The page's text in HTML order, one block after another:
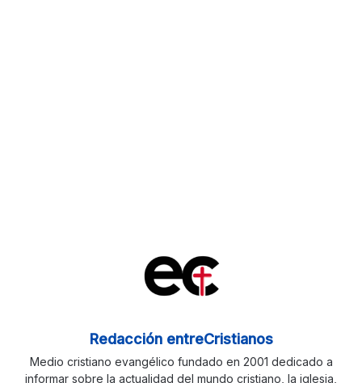
Redacción entreCristianos
Medio cristiano evangélico fundado en 2001 dedicado a
informar sobre la actualidad del mundo cristiano, la iglesia,